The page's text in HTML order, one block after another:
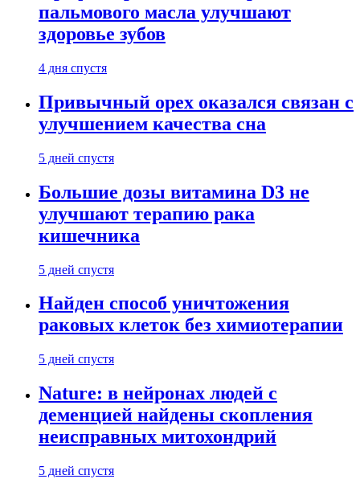
пальмового масла улучшают
здоровье зубов
4 дня спустя
Привычный орех оказался связан с
улучшением качества сна
5 дней спустя
Большие дозы витамина D3 не
улучшают терапию рака
кишечника
5 дней спустя
Найден способ уничтожения
раковых клеток без химиотерапии
5 дней спустя
Nature: в нейронах людей с
деменцией найдены скопления
неисправных митохондрий
5 дней спустя